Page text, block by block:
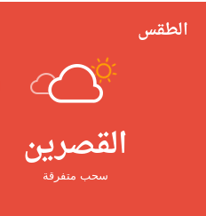
الطقس
القصرين
سحب متفرقة